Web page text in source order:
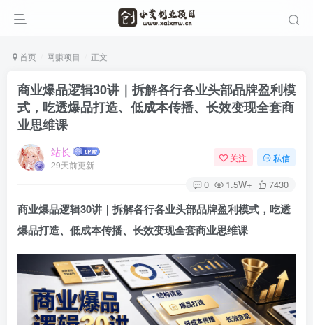
首页 网赚项目 正文
商业爆品逻辑30讲｜拆解各行各业头部品牌盈利模
式，吃透爆品打造、低成本传播、长效变现全套商
业思维课
站长
29天前更新
关注 私信
0 1.5W+ 7430
商业爆品逻辑30讲｜拆解各行各业头部品牌盈利模式，吃透
爆品打造、低成本传播、长效变现全套商业思维课